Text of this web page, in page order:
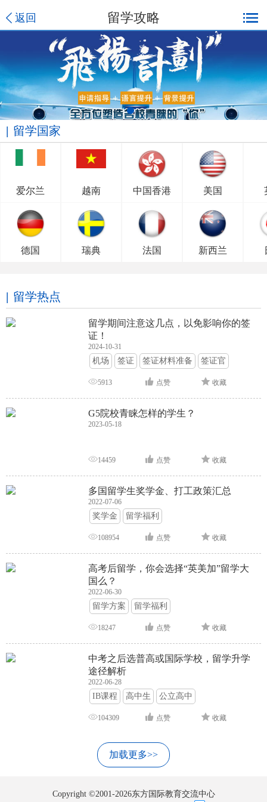
返回 留学攻略
留学国家
爱尔兰 越南 中国香港 美国
德国 瑞典 法国 新西兰
留学热点
留学期间注意这几点，以免影响你的签
证！
2024-10-31
机场 签证 签证材料准备 签证官
签证面试 签证申请攻略
5913 点赞 收藏
G5院校青睐怎样的学生？
2023-05-18
14459 点赞 收藏
多国留学生奖学金、打工政策汇总
2022-07-06
奖学金 留学福利
108954 点赞 收藏
高考后留学，你会选择“英美加”留学大
国么？
2022-06-30
留学方案 留学福利
18247 点赞 收藏
中考之后选普高或国际学校，留学升学
途径解析
2022-06-28
IB课程 高中生 公立高中
104309 点赞 收藏
加载更多>>
Copyright ©2001-2026东方国际教育交流中心